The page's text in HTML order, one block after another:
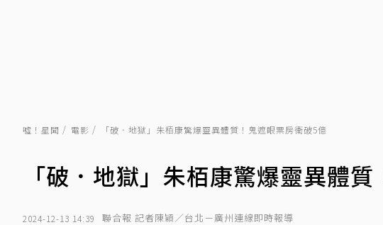
噓！星聞 電影 「破．地獄」朱栢康驚爆靈異體質！鬼遮眼票房衝破5億
「破．地獄」朱栢康驚爆靈異體
2024-12-13 14:39 聯合報 記者陳穎／台北－廣州連線即時報導